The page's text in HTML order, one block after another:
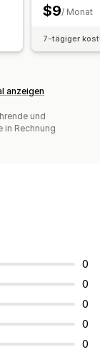
$9/ Monat
7-tägiger
anzeigen
und
in Rechnung
0
0
0
0
0